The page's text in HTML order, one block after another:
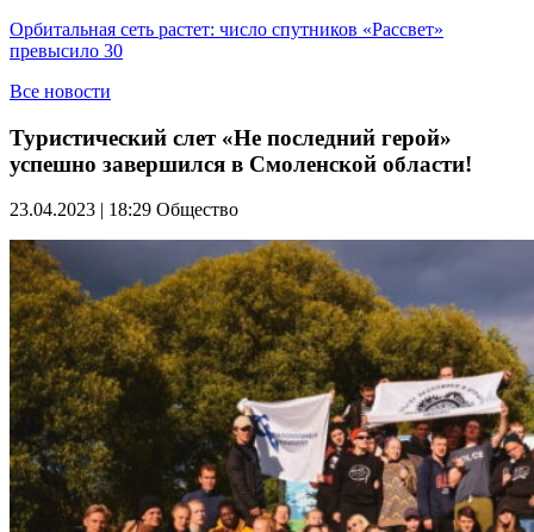
Орбитальная сеть растет: число спутников «Рассвет»
превысило 30
Все новости
Туристический слет «Не последний герой»
успешно завершился в Смоленской области!
23.04.2023 | 18:29 Общество